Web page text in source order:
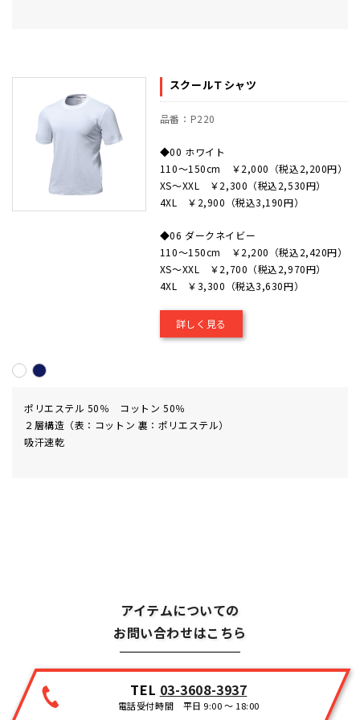
スクールＴシャツ
品番：P220
◆00 ホワイト
110～150cm ￥2,000（税込2,200円）
XS～XXL ￥2,300（税込2,530円）
4XL ￥2,900（税込3,190円）
◆06 ダークネイビー
110～150cm ￥2,200（税込2,420円）
XS～XXL ￥2,700（税込2,970円）
4XL ￥3,300（税込3,630円）
詳しく見る
ポリエステル 50％ コットン 50％
２層構造（表：コットン 裏：ポリエステル）
吸汗速乾
アイテムについての
お問い合わせはこちら
TEL 03-3608-3937
電話受付時間 平日 9:00 ～ 18:00